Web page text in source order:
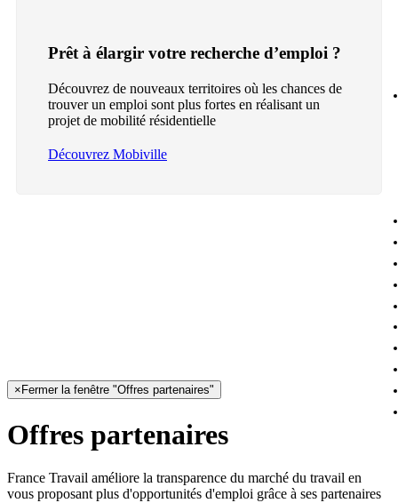
Prêt à élargir votre recherche d’emploi ?
Découvrez de nouveaux territoires où les chances de
trouver un emploi sont plus fortes en réalisant un
projet de mobilité résidentielle
Découvrez Mobiville
× Fermer la fenêtre "Offres partenaires"
Offres partenaires
France Travail améliore la transparence du marché du travail en
vous proposant plus d'opportunités d'emploi grâce à ses partenaires